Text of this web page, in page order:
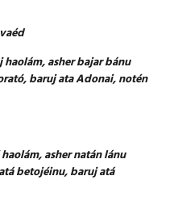
asher bajar bánu
baruj ata Adonai, notén
asher natán lánu
betojéinu, baruj atá